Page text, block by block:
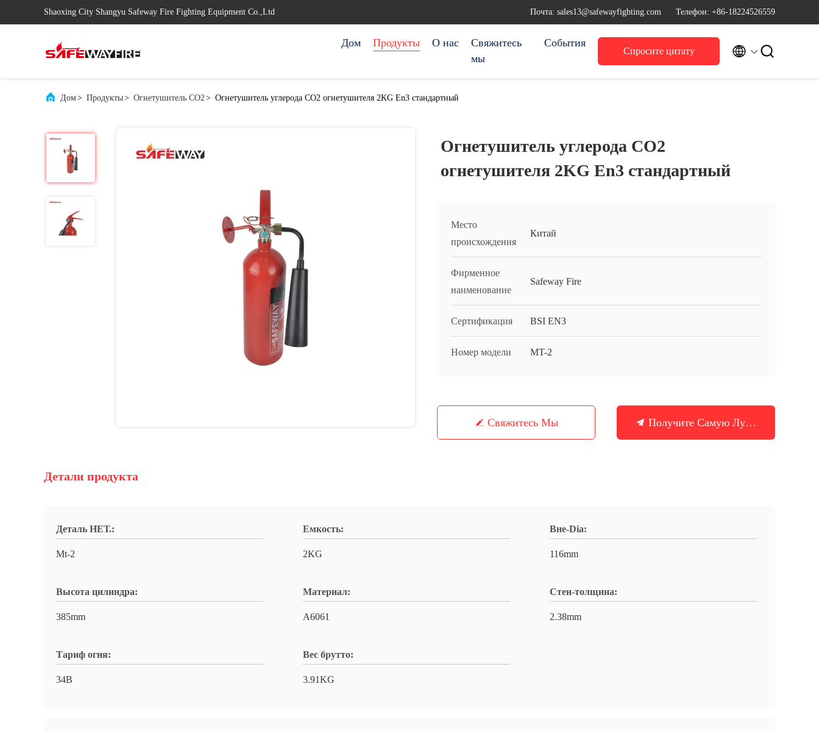
Shaoxing City Shangyu Safeway Fire Fighting Equipment Co.,Ltd Почта: sales13@safewayfighting.com Телефон: +86-18224526559
Дом Продукты О нас
Свяжитесь
мы
События
Спросите цитату  
Дом> Продукты> Огнетушитель СО2> Огнетушитель углерода СО2 огнетушителя 2KG En3 стандартный
Огнетушитель углерода СО2
огнетушителя 2KG En3 стандартный
Место
происхождения
Китай
Фирменное
наименование
Safeway Fire
Сертификация BSI EN3
Номер модели MT-2
Свяжитесь Мы Получите Самую Лучшую Цену
Детали продукта
Деталь НЕТ.:
Mt-2
Емкость:
2KG
Вне-Dia:
116mm
Высота цилиндра:
385mm
Материал:
A6061
Стен-толщина:
2.38mm
Тариф огня:
34B
Вес брутто:
3.91KG